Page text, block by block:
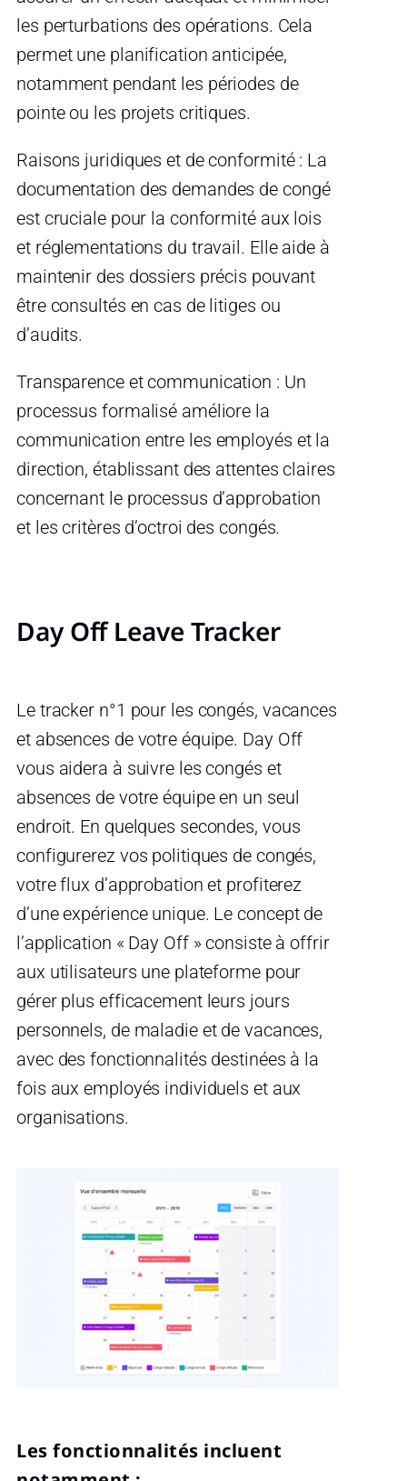
les perturbations des opérations. Cela
permet une planification anticipée,
notamment pendant les périodes de
pointe ou les projets critiques.
Raisons juridiques et de conformité : La
documentation des demandes de congé
est cruciale pour la conformité aux lois
et réglementations du travail. Elle aide à
maintenir des dossiers précis pouvant
être consultés en cas de litiges ou
d’audits.
Transparence et communication : Un
processus formalisé améliore la
communication entre les employés et la
direction, établissant des attentes claires
concernant le processus d’approbation
et les critères d’octroi des congés.
Day Off Leave Tracker
Le tracker n°1 pour les congés, vacances
et absences de votre équipe. Day Off
vous aidera à suivre les congés et
absences de votre équipe en un seul
endroit. En quelques secondes, vous
configurerez vos politiques de congés,
votre flux d’approbation et profiterez
d’une expérience unique. Le concept de
l’application « Day Off » consiste à offrir
aux utilisateurs une plateforme pour
gérer plus efficacement leurs jours
personnels, de maladie et de vacances,
avec des fonctionnalités destinées à la
fois aux employés individuels et aux
organisations.
Les fonctionnalités incluent